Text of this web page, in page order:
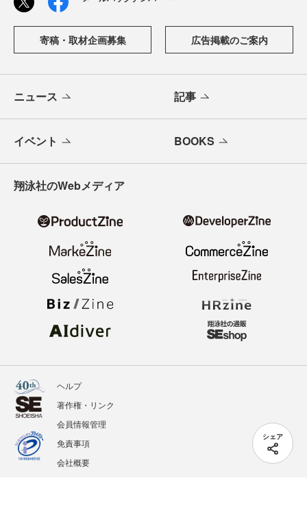
シェア
寄稿・取材企画募集 広告掲載のご案内
ニュース 記事
イベント BOOKS
翔泳社のWebメディア
ヘルプ
著作権・リンク
会員情報管理
免責事項
会社概要